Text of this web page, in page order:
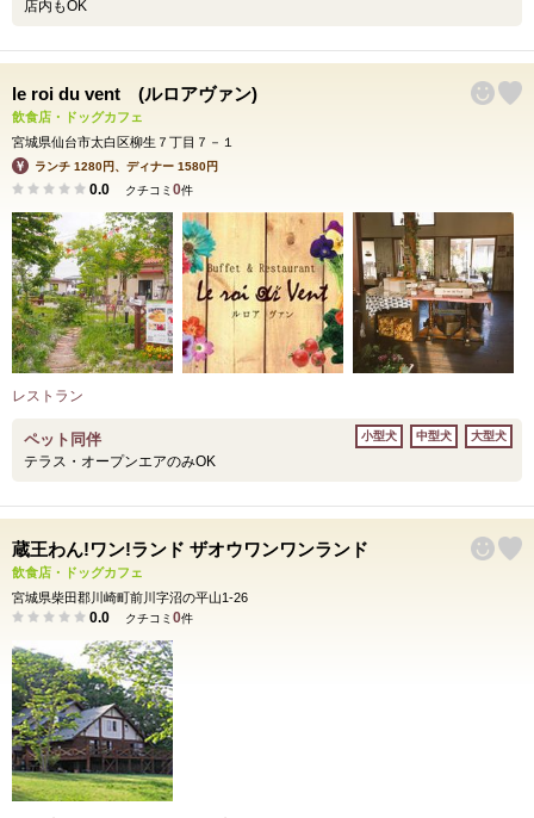
店内もOK
le roi du vent (ルロアヴァン)
飲食店・ドッグカフェ
宮城県仙台市太白区柳生７丁目７－１
ランチ 1280円、ディナー 1580円
0.0 クチコミ 0件
レストラン
ペット同伴
テラス・オープンエアのみOK
小型犬 中型犬 大型犬
蔵王わん!ワン!ランド ザオウワンワンランド
飲食店・ドッグカフェ
宮城県柴田郡川崎町前川字沼の平山1-26
0.0 クチコミ 0件